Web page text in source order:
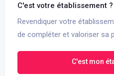
C'est votre établissement ?
Revendiquer votre
de compléter et valoriser sa
C'est mon